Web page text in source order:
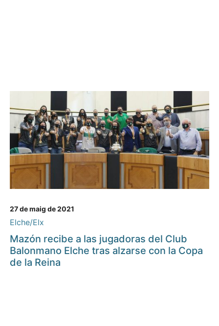
27 de maig de 2021
Elche/Elx
Mazón recibe a las jugadoras del Club
Balonmano Elche tras alzarse con la Copa
de la Reina